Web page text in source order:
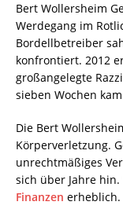
Bert Wollersheim
Werdegang im
Bordellbetreiber
konfrontiert. 2012
großangelegte
sieben Wochen
Die Bert
Körperverletzung.
unrechtmäßiges
sich über Jahre
Finanzen erheblich.